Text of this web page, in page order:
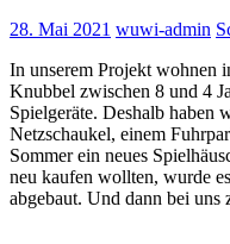
28. Mai 2021 wuwi-admin
In unserem Projekt wohnen
Knubbel zwischen 8 und 4
Spielgeräte. Deshalb haben
Netzschaukel, einem
Sommer ein neues
neu kaufen wollten, wurde
abgebaut. Und dann bei uns